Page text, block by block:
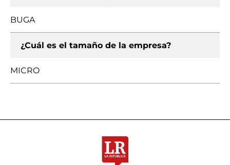
BUGA
¿Cuál es el tamaño de la empresa?
MICRO